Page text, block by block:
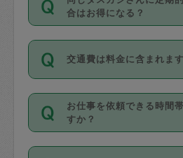
値、などで除々に設定可
がっていく仕組みにな
Master／JCB／
Diners Club）のみと
を行う際にご入力くださ
ル登録時にはご入力い
丈夫です。
デビットカード・プリペ
リカ、au WALLETなど
合はお得になる？
依頼には「スポット」
隔週）」があり、「定期
ポット」よりお得な料
す。
定期の最低利用回数は設
りに、一定数を超えた
交通費は料金に含まれま
交通費は依頼料金とは
料金のご請求と合わせて
ます。交通費の金額は
お仕事を依頼できる時間
すか？
時間帯は3種類あります